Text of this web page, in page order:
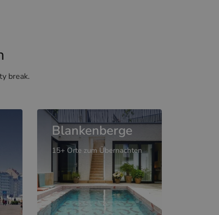
break.
Blankenberge
15+ Orte zum Übernachten